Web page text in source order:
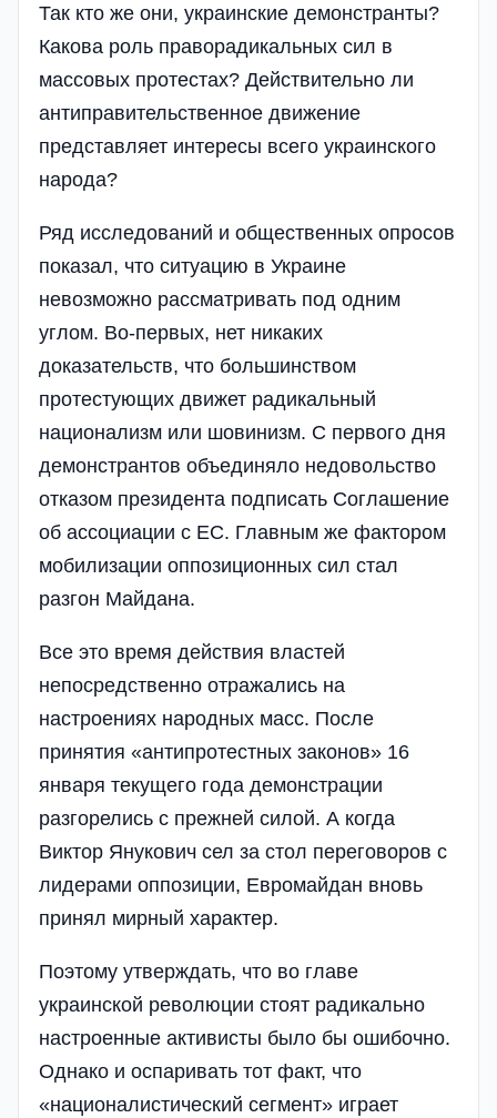
Так кто же они, украинские демонстранты?
Какова роль праворадикальных сил в
массовых протестах? Действительно ли
антиправительственное движение
представляет интересы всего украинского
народа?
Ряд исследований и общественных опросов
показал, что ситуацию в Украине
невозможно рассматривать под одним
углом. Во-первых, нет никаких
доказательств, что большинством
протестующих движет радикальный
национализм или шовинизм. С первого дня
демонстрантов объединяло недовольство
отказом президента подписать Соглашение
об ассоциации с ЕС. Главным же фактором
мобилизации оппозиционных сил стал
разгон Майдана.
Все это время действия властей
непосредственно отражались на
настроениях народных масс. После
принятия «антипротестных законов» 16
января текущего года демонстрации
разгорелись с прежней силой. А когда
Виктор Янукович сел за стол переговоров с
лидерами оппозиции, Евромайдан вновь
принял мирный характер.
Поэтому утверждать, что во главе
украинской революции стоят радикально
настроенные активисты было бы ошибочно.
Однако и оспаривать тот факт, что
«националистический сегмент» играет